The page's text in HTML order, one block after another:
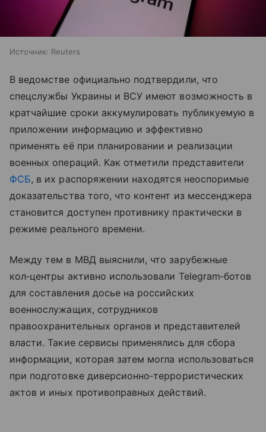
Источник: Reuters
В ведомстве официально подтвердили, что
спецслужбы Украины и ВСУ имеют возможность в
кратчайшие сроки аккумулировать публикуемую в
приложении информацию и эффективно
применять её при планировании и реализации
военных операций. Как отметили представители
ФСБ, в их распоряжении находятся неоспоримые
доказательства того, что контент из мессенджера
становится доступен противнику практически в
режиме реального времени.
Между тем в МВД выяснили, что зарубежные
кол‑центры активно использовали Telegram‑ботов
для составления досье на российских
военнослужащих, сотрудников
правоохранительных органов и представителей
власти. Такие сервисы применялись для сбора
информации, которая затем могла использоваться
при подготовке диверсионно‑террористических
актов и иных противоправных действий.